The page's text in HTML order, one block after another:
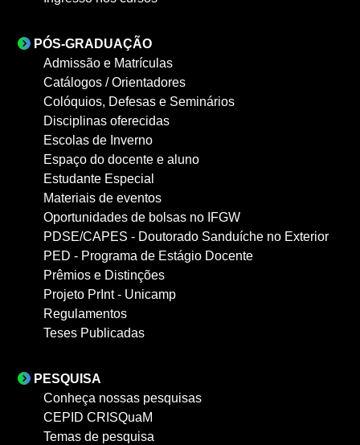
PÓS-GRADUAÇÃO
Admissão e Matrículas
Catálogos / Orientadores
Colóquios, Defesas e Seminários
Disciplinas oferecidas
Escolas de Inverno
Espaço do docente e aluno
Estudante Especial
Materiais de eventos
Oportunidades de bolsas no IFGW
PDSE/CAPES - Doutorado Sanduíche no Exterior
PED - Programa de Estágio Docente
Prêmios e Distinções
Projeto PrInt - Unicamp
Regulamentos
Teses Publicadas
PESQUISA
Conheça nossas pesquisas
CEPID CRISQuaM
Temas de pesquisa